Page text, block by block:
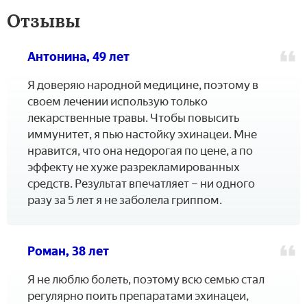
Отзывы
Антонина, 49 лет
Я доверяю народной медицине, поэтому в
своем лечении использую только
лекарственные травы. Чтобы повысить
иммунитет, я пью настойку эхинацеи. Мне
нравится, что она недорогая по цене, а по
эффекту не хуже разрекламированных
средств. Результат впечатляет – ни одного
разу за 5 лет я не заболела гриппом.
Роман, 38 лет
Я не люблю болеть, поэтому всю семью стал
регулярно поить препаратами эхинацеи,